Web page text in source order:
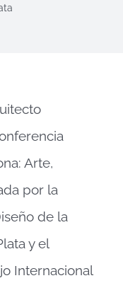
Arte,
por la
de la
y el
Internacional